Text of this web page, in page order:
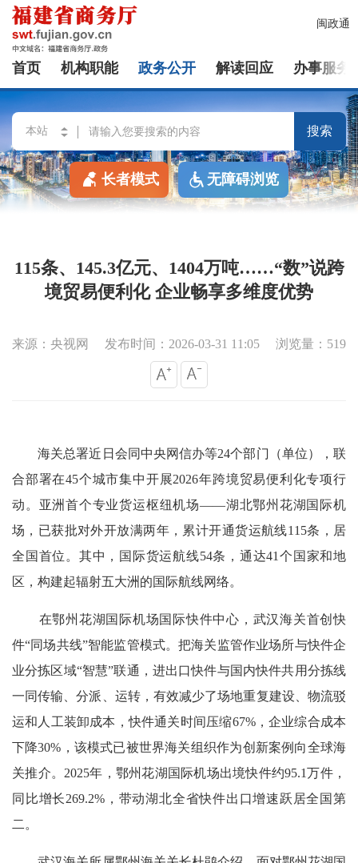
闽政通
首页 机构职能 政务公开 解读回应 办事服务
搜索
长者模式 无障碍浏览
115条、145.3亿元、1404万吨……“数”说跨
境贸易便利化 企业畅享多维度优势
来源：央视网 发布时间：2026-03-31 11:05 浏览量：519
海关总署近日会同中央网信办等24个部门（单位），联
合部署在45个城市集中开展2026年跨境贸易便利化专项行
动。亚洲首个专业货运枢纽机场——湖北鄂州花湖国际机
场，已获批对外开放满两年，累计开通货运航线115条，居
全国首位。其中，国际货运航线54条，通达41个国家和地
区，构建起辐射五大洲的国际航线网络。
在鄂州花湖国际机场国际快件中心，武汉海关首创快
件“同场共线”智能监管模式。把海关监管作业场所与快件企
业分拣区域“智慧”联通，进出口快件与国内快件共用分拣线
一同传输、分派、运转，有效减少了场地重复建设、物流驳
运和人工装卸成本，快件通关时间压缩67%，企业综合成本
下降30%，该模式已被世界海关组织作为创新案例向全球海
关推介。2025年，鄂州花湖国际机场出境快件约95.1万件，
同比增长269.2%，带动湖北全省快件出口增速跃居全国第
二。